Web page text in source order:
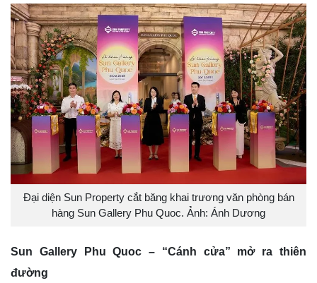
Đại diện Sun Property cắt băng khai trương văn phòng bán
hàng Sun Gallery Phu Quoc. Ảnh: Ánh Dương
Sun Gallery Phu Quoc – “Cánh cửa” mở ra thiên
đường